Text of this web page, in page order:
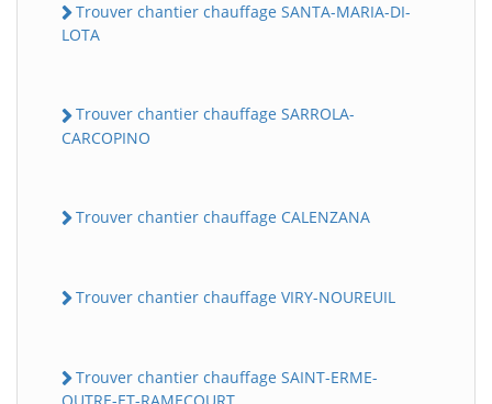
Trouver chantier chauffage SANTA-MARIA-DI-
LOTA
Trouver chantier chauffage SARROLA-
CARCOPINO
Trouver chantier chauffage CALENZANA
Trouver chantier chauffage VIRY-NOUREUIL
Trouver chantier chauffage SAINT-ERME-